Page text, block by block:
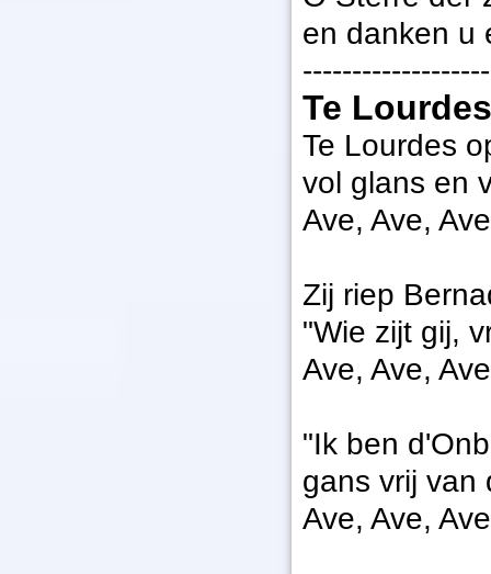
en danken u
Te
Te Lourdes
vol glans en
Ave, Ave,
Zij riep
"Wie zijt gij,
Ave, Ave,
"Ik ben
gans vrij van
Ave, Ave,